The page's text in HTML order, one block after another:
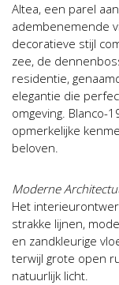
Altea, een parel
adembenemende
decoratieve stijl
zee, de
residentie,
elegantie die
omgeving. Blanco-
opmerkelijke
beloven.
Moderne
Het
strakke lijnen,
en zandkleurige
terwijl grote open
natuurlijk licht.